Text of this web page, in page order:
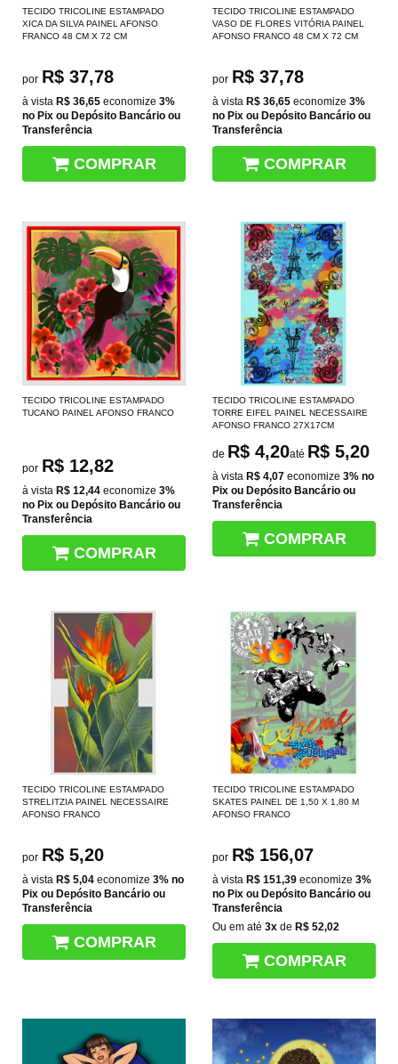
TECIDO TRICOLINE ESTAMPADO
XICA DA SILVA PAINEL AFONSO
FRANCO 48 CM X 72 CM
por R$ 37,78
à vista R$ 36,65 economize 3%
no Pix ou Depósito Bancário ou
Transferência
COMPRAR
TECIDO TRICOLINE ESTAMPADO
VASO DE FLORES VITÓRIA PAINEL
AFONSO FRANCO 48 CM X 72 CM
por R$ 37,78
à vista R$ 36,65 economize 3%
no Pix ou Depósito Bancário ou
Transferência
COMPRAR
TECIDO TRICOLINE ESTAMPADO
TUCANO PAINEL AFONSO FRANCO
por R$ 12,82
à vista R$ 12,44 economize 3%
no Pix ou Depósito Bancário ou
Transferência
COMPRAR
TECIDO TRICOLINE ESTAMPADO
TORRE EIFEL PAINEL NECESSAIRE
AFONSO FRANCO 27X17CM
de R$ 4,20até R$ 5,20
à vista R$ 4,07 economize 3% no
Pix ou Depósito Bancário ou
Transferência
COMPRAR
TECIDO TRICOLINE ESTAMPADO
STRELITZIA PAINEL NECESSAIRE
AFONSO FRANCO
por R$ 5,20
à vista R$ 5,04 economize 3% no
Pix ou Depósito Bancário ou
Transferência
COMPRAR
TECIDO TRICOLINE ESTAMPADO
SKATES PAINEL DE 1,50 X 1,80 M
AFONSO FRANCO
por R$ 156,07
à vista R$ 151,39 economize 3%
no Pix ou Depósito Bancário ou
Transferência
Ou em até 3x de R$ 52,02
COMPRAR